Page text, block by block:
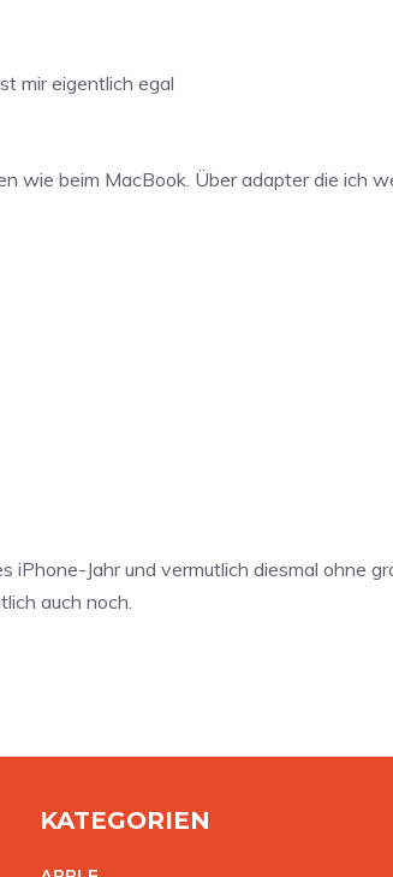
mir eigentlich egal
wie beim MacBook. Über adapter die ich
iPhone-Jahr und vermutlich diesmal ohne
auch noch.
KATEGORIEN